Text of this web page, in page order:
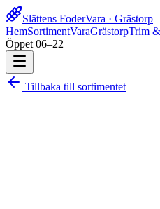
Slättens FoderVara · Grästorp
HemSortimentVaraGrästorpTrim
Öppet 06–22
Tillbaka till sortimentet